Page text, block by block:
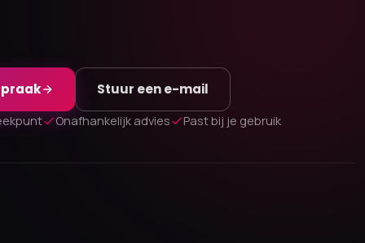
Stuur een e-mail
Onafhankelijk advies Past bij je gebruik